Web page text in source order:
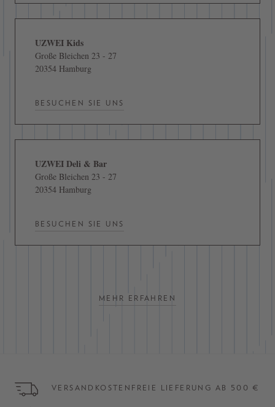
UZWEI Kids
Große Bleichen 23 - 27
20354 Hamburg
BESUCHEN SIE UNS
UZWEI Deli & Bar
Große Bleichen 23 - 27
20354 Hamburg
BESUCHEN SIE UNS
MEHR ERFAHREN
VERSANDKOSTENFREIE LIEFERUNG AB 500 €